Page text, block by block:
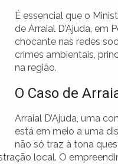
É essencial que o
de Arraial D’Ajuda, em
chocante nas redes
crimes ambientais,
na região.
O Caso de
Arraial D’Ajuda, uma
está em meio a uma
não só traz à tona
local. O